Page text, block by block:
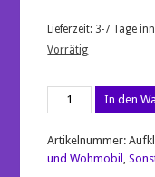
Lieferzeit: 3-7 Tage
Vorrätig
Geländewagen
Menge
In den
Artikelnummer:
und Wohmobil ,